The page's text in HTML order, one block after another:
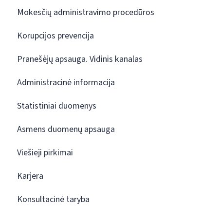
Mokesčių administravimo procedūros
Korupcijos prevencija
Pranešėjų apsauga. Vidinis kanalas
Administracinė informacija
Statistiniai duomenys
Asmens duomenų apsauga
Viešieji pirkimai
Karjera
Konsultacinė taryba